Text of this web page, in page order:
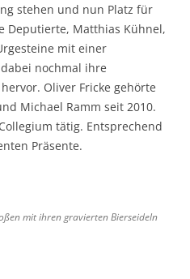
stehen und nun Platz für
Deputierte, Matthias Kühnel,
mit einer
nochmal ihre
Oliver Fricke gehörte
Michael Ramm seit 2010.
tätig. Entsprechend
Präsente.
mit ihren gravierten Bierseideln